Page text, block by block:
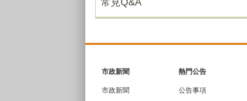
市政新聞
市政新聞
熱門公告
公告事項